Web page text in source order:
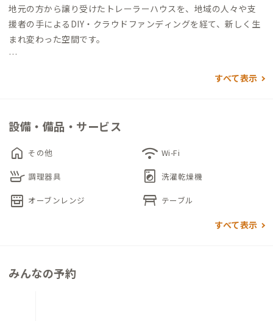
地元の方から譲り受けたトレーラーハウスを、地域の人々や支
援者の手によるDIY・クラウドファンディングを経て、新しく生
まれ変わった空間です。
どう畑、遠くに海まで望める静かな景色が広がります。広めのカ
デッキから眺める朝日や夕日も格別で、徒歩圏に海辺があり、気
分転換の散歩にも最適です。
母屋となる「まちづくりホステルALA」では、地域住民や中高生
らしを実感できる時間が待っています。
すべて表示
設備・備品・サービス
home その他 wifi Wi-Fi
skillet 調理器具 local_laundry_service 洗濯乾燥機
oven_gen オーブンレンジ table_restaurant テーブル
すべて表示
みんなの予約